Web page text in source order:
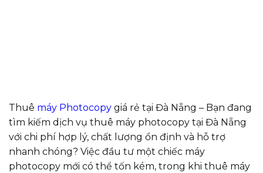
Thuê máy Photocopy giá rẻ tại Đà Nẵng – Bạn đang
tìm kiếm dịch vụ thuê máy photocopy tại Đà Nẵng
với chi phí hợp lý, chất lượng ổn định và hỗ trợ
nhanh chóng? Việc đầu tư một chiếc máy
photocopy mới có thể tốn kém, trong khi thuê máy